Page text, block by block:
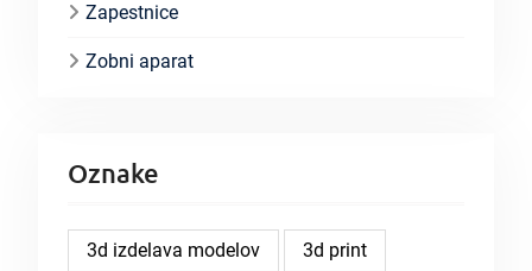
Zapestnice
Zobni aparat
Oznake
3d izdelava modelov 3d print